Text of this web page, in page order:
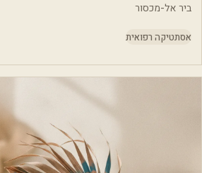
ביר אל-מכסור
אסתטיקה רפואית